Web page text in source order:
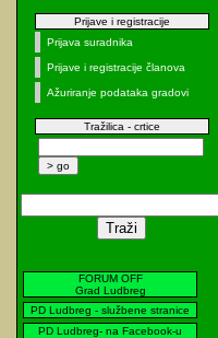
Prijave i registracije
Prijava suradnika
Prijave i registracije članova
Ažuriranje podataka gradovi
Tražilica - crtice
FORUM OFF
Grad Ludbreg
PD Ludbreg - službene stranice
PD Ludbreg- na Facebook-u